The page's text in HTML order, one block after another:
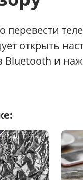
перевести
открыть
Bluetooth и